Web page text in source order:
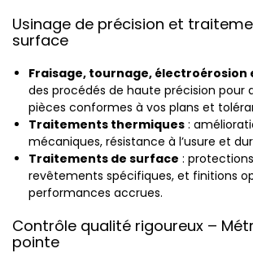
Usinage de précision et
surface
Fraisage, tournage,
des procédés de haute précision pour
pièces conformes à vos plans et
Traitements thermiques :
mécaniques, résistance à l’usure et
Traitements de surface :
revêtements spécifiques, et finitions
performances accrues.
Contrôle qualité rigoureux –
pointe